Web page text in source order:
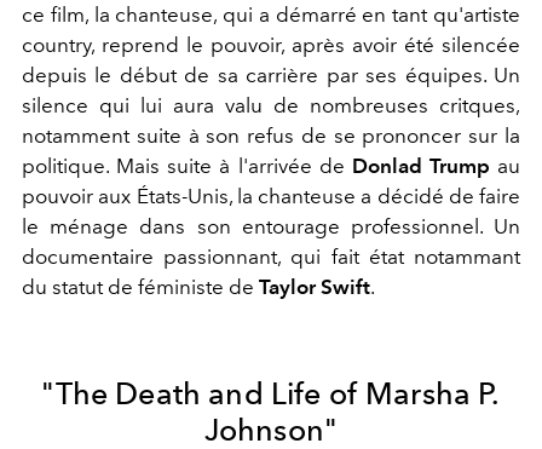
ce film, la chanteuse, qui a démarré en tant qu'artiste
country, reprend le pouvoir, après avoir été silencée
depuis le début de sa carrière par ses équipes. Un
silence qui lui aura valu de nombreuses critques,
notamment suite à son refus de se prononcer sur la
politique. Mais suite à l'arrivée de Donlad Trump au
pouvoir aux États-Unis, la chanteuse a décidé de faire
le ménage dans son entourage professionnel. Un
documentaire passionnant, qui fait état notammant
du statut de féministe de Taylor Swift.
"The Death and Life of Marsha P.
Johnson"